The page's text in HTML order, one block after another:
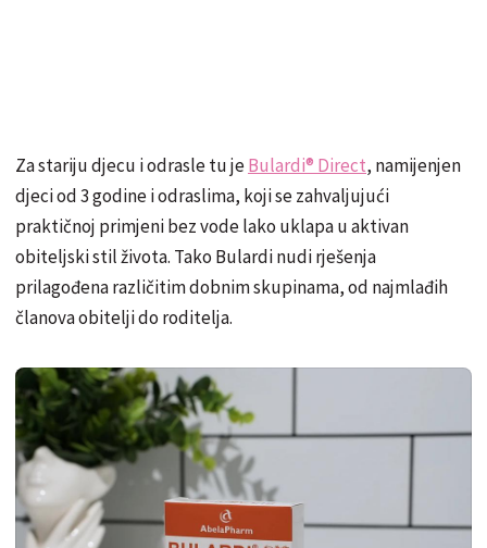
Za stariju djecu i odrasle tu jeBulardi® Direct, namijenjen
djeci od 3 godine i odraslima, koji se zahvaljujući
praktičnoj primjeni bez vode lako uklapa u aktivan
obiteljski stil života. Tako Bulardi nudi rješenja
prilagođena različitim dobnim skupinama, od najmlađih
članova obitelji do roditelja.